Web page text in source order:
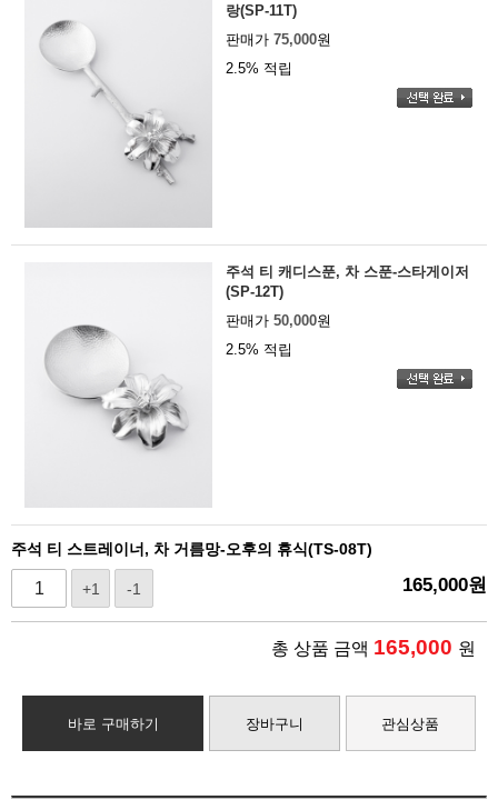
랑(SP-11T)
판매가 75,000원
2.5% 적립
주석 티 캐디스푼, 차 스푼-스타게이저
(SP-12T)
판매가 50,000원
2.5% 적립
주석 티 스트레이너, 차 거름망-오후의 휴식(TS-08T)
+1 -1 165,000원
총 상품 금액 165,000 원
바로 구매하기 장바구니 관심상품